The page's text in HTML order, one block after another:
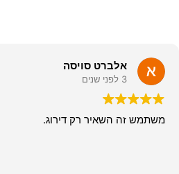
אלברט סויסה
משתמש זה השאיר רק דירוג.